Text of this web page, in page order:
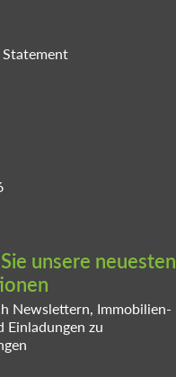
unsere neuesten
Newslettern, Immobilien-
Einladungen zu